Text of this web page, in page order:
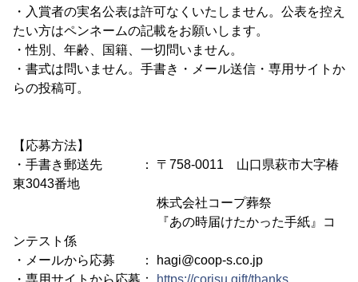
・入賞者の実名公表は許可なくいたしません。公表を控え
たい方はペンネームの記載をお願いします。
・性別、年齢、国籍、一切問いません。
・書式は問いません。手書き・メール送信・専用サイトか
らの投稿可。
【応募方法】
・手書き郵送先 ： 〒758-0011 山口県萩市大字椿
東3043番地
株式会社コープ葬祭
『あの時届けたかった手紙』コ
ンテスト係
・メールから応募 ： hagi@coop-s.co.jp
・専用サイトから応募：
https://corisu.gift/thanks